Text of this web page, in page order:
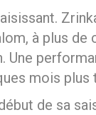
à plus de
Une
mois plus
de sa